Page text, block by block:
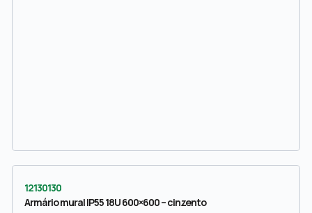
12130130
Armário mural IP55 18U 600×600 – cinzento